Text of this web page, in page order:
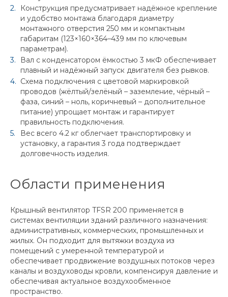
Конструкция предусматривает надёжное крепление
и удобство монтажа благодаря диаметру
монтажного отверстия 250 мм и компактным
габаритам (123×160×364–439 мм по ключевым
параметрам).
Вал с конденсатором ёмкостью 3 мкФ обеспечивает
плавный и надёжный запуск двигателя без рывков.
Схема подключения с цветовой маркировкой
проводов (жёлтый/зелёный – заземление, чёрный –
фаза, синий – ноль, коричневый – дополнительное
питание) упрощает монтаж и гарантирует
правильность подключения.
Вес всего 4.2 кг облегчает транспортировку и
установку, а гарантия 3 года подтверждает
долговечность изделия.
Области применения
Крышный вентилятор TFSR 200 применяется в
системах вентиляции зданий различного назначения:
административных, коммерческих, промышленных и
жилых. Он подходит для вытяжки воздуха из
помещений с умеренной температурой и
обеспечивает продвижение воздушных потоков через
каналы и воздуховоды кровли, компенсируя давление и
обеспечивая актуальное воздухообменное
пространство.